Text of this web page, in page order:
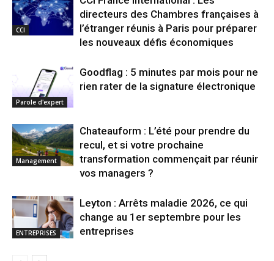
CCI
directeurs des Chambres françaises à
l’étranger réunis à Paris pour préparer
les nouveaux défis économiques
Parole d'expert
Goodflag : 5 minutes par mois pour ne
rien rater de la signature électronique
Management
Chateauform : L’été pour prendre du
recul, et si votre prochaine
transformation commençait par réunir
vos managers ?
ENTREPRISES
Leyton : Arrêts maladie 2026, ce qui
change au 1er septembre pour les
entreprises